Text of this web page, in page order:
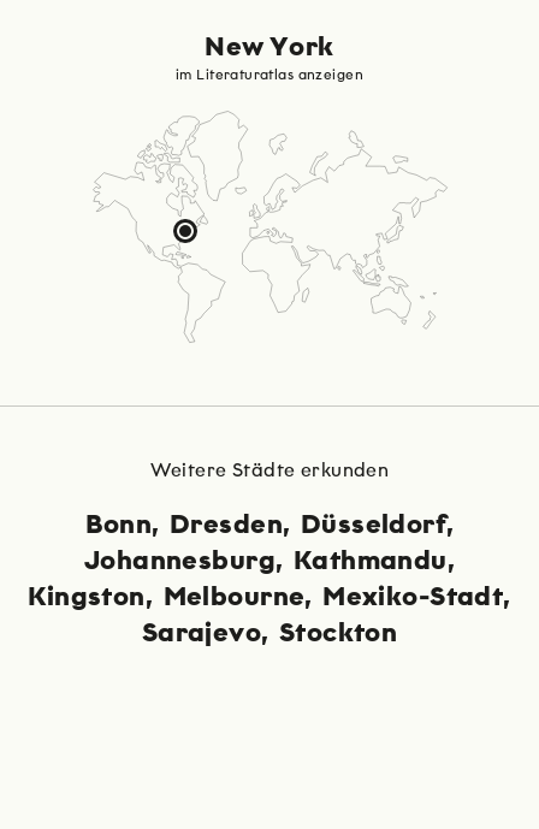
New York
im Literaturatlas anzeigen
Weitere Städte erkunden
Bonn Dresden
Düsseldorf
Johannesburg
Kathmandu
Kingston
Melbourne
Mexiko-Stadt
Sarajevo
Stockton